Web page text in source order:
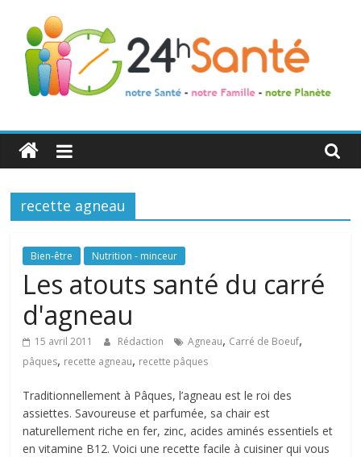
24h
Santé
La
de
toute
famille
recette agneau
Bien-être Nutrition - minceur
Les atouts santé du carré
d'agneau
15 avril 2011 Rédaction Agneau, Carré de Boeuf,
pâques, recette agneau, recette pâques
Traditionnellement à Pâques, l’agneau est le roi des
assiettes. Savoureuse et parfumée, sa chair est
naturellement riche en fer, zinc, acides aminés essentiels et
en vitamine B12. Voici une recette facile à cuisiner qui vous